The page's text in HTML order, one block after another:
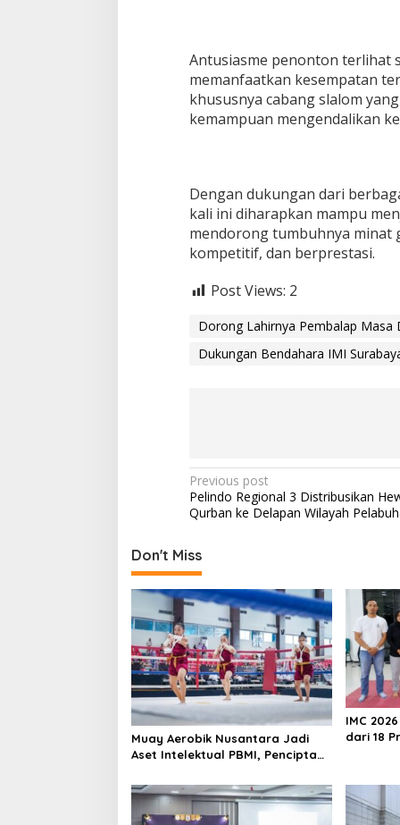
Antusiasme penonton terlihat
memanfaatkan kesempatan
khususnya cabang slalom
kemampuan mengendalikan
Dengan dukungan dari
kali ini diharapkan mampu
mendorong tumbuhnya minat
kompetitif, dan berprestasi.
Post Views: 2
Dorong Lahirnya Pembalap Masa
Dukungan Bendahara IMI
P
o
t
n
a
v
i
g
a
t
i
o
n
Previous post
Pelindo Regional 3 Distribusikan
Qurban ke Delapan Wilayah
Don't Miss
Muay Aerobik Nusantara Jadi
Aset Intelektual PBMI, Pencipta
Kemajuan Muaythai Indonesia
IMC
dari 18